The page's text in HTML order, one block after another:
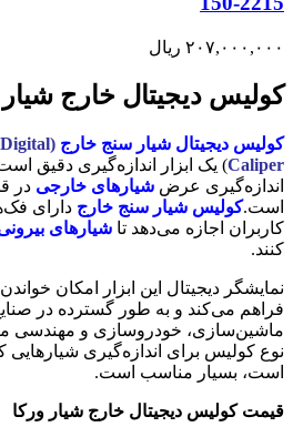
۲۰۷,۰۰۰,۰۰۰ ریال
کولیس دیجیتال خارج
کولیس دیجیتال شیار سنج خارج
Caliper) یک ابزار اندازه‌گیری دقیق
اندازه‌گیری عرض شیارهای خارجی در
است.کولیس شیار سنج خارج دارای
کاربران اجازه می‌دهد تا شیارهای
کنند.
نمایشگر دیجیتال این ابزار امکان
فراهم می‌کند و به طور گسترده در
ماشین‌سازی، خودروسازی و مهندسی
نوع کولیس برای اندازه‌گیری
است، بسیار مناسب است.
قیمت کولیس دیجیتال خارج شیار ورکا